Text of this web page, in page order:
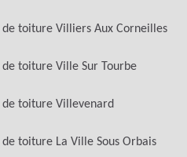
de toiture Villiers Aux Corneilles
toiture Ville Sur Tourbe
de toiture Villevenard
toiture La Ville Sous Orbais